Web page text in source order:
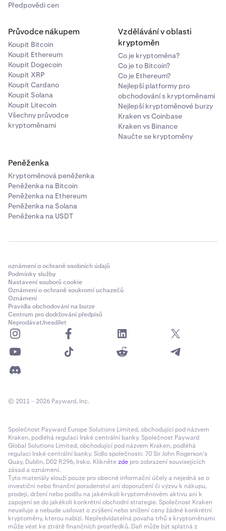
Předpovědi cen
Průvodce nákupem
Koupit Bitcoin
Koupit Ethereum
Koupit Dogecoin
Koupit XRP
Koupit Cardano
Koupit Solana
Koupit Litecoin
Všechny průvodce
kryptoměnami
Vzdělávání v oblasti
kryptoměn
Co je kryptoměna?
Co je to Bitcoin?
Co je Ethereum?
Nejlepší platformy pro
obchodování s kryptoměnami
Nejlepší kryptoměnové burzy
Kraken vs Coinbase
Kraken vs Binance
Naučte se kryptoměny
Peněženka
Kryptoměnová peněženka
Peněženka na Bitcoin
Peněženka na Ethereum
Peněženka na Solana
Peněženka na USDT
oznámení o ochraně osobních údajů
Podmínky služby
Nastavení souborů cookie
Oznámení o ochraně soukromí uchazečů
Oznámení
Pravidla obchodování na burze
Centrum pro dodržování předpisů
Neprodávat/nesdílet
© 2011 – 2026 Payward, Inc.
Společnost Payward Europe Solutions Limited, obchodující pod názvem
Kraken, podléhá regulaci Irské centrální banky. Společnost Payward
Global Solutions Limited, obchodující pod názvem Kraken, podléhá
regulaci Irské centrální banky. Sídlo společnosti: 70 Sir John Rogerson’s
Quay, Dublin, D02 R296, Irsko. Kliknětezde pro zobrazení souvisejících
zásad a oznámení.
Tyto materiály slouží pouze pro obecné informační účely a nejedná se o
investiční nebo finanční poradenství ani doporučení či výzvu k nákupu,
prodeji, držení nebo podílu na jakémkoli kryptoměnovém aktivu ani k
zapojení se do jakékoli konkrétní obchodní strategie. Společnost Kraken
neusiluje a nebude usilovat o zvýšení nebo snížení ceny žádné konkrétní
kryptoměny, kterou nabízí. Nepředvídatelná povaha trhů s kryptoměnami
může vést ke ztrátě finančních prostředků. Daň může být splatná z